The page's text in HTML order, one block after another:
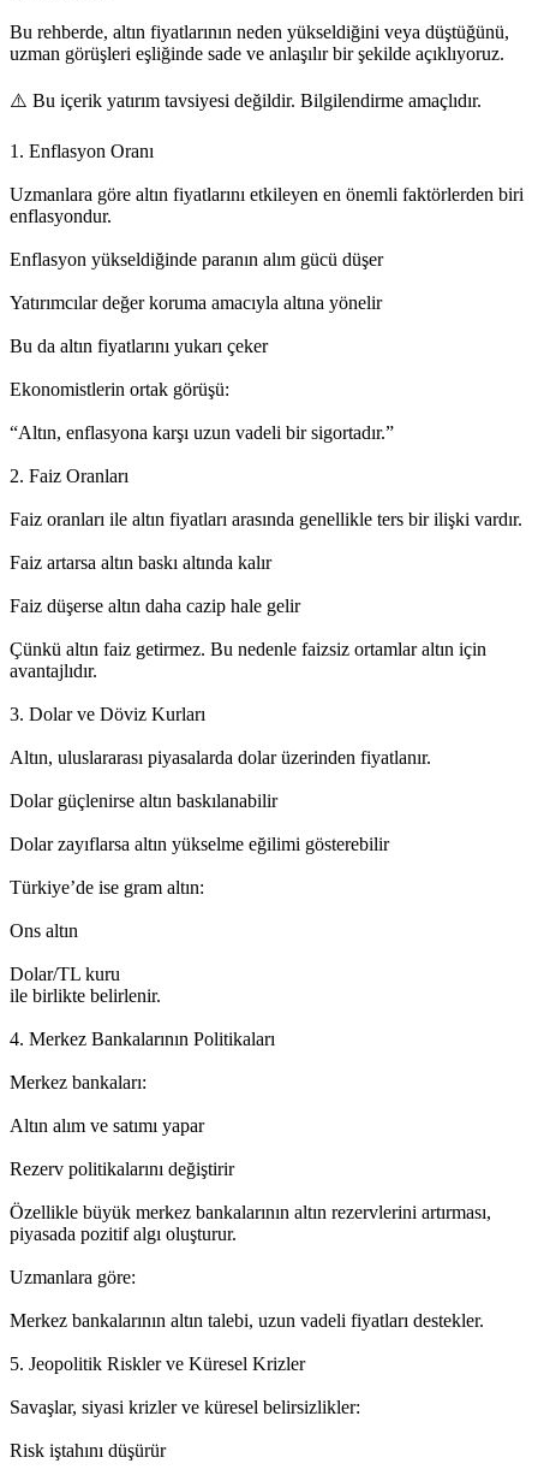
Bu rehberde, altın fiyatlarının neden yükseldiğini veya düştüğünü,
uzman görüşleri eşliğinde sade ve anlaşılır bir şekilde açıklıyoruz.
⚠️ Bu içerik yatırım tavsiyesi değildir. Bilgilendirme amaçlıdır.
1. Enflasyon Oranı
Uzmanlara göre altın fiyatlarını etkileyen en önemli faktörlerden biri
enflasyondur.
Enflasyon yükseldiğinde paranın alım gücü düşer
Yatırımcılar değer koruma amacıyla altına yönelir
Bu da altın fiyatlarını yukarı çeker
Ekonomistlerin ortak görüşü:
“Altın, enflasyona karşı uzun vadeli bir sigortadır.”
2. Faiz Oranları
Faiz oranları ile altın fiyatları arasında genellikle ters bir ilişki vardır.
Faiz artarsa altın baskı altında kalır
Faiz düşerse altın daha cazip hale gelir
Çünkü altın faiz getirmez. Bu nedenle faizsiz ortamlar altın için
avantajlıdır.
3. Dolar ve Döviz Kurları
Altın, uluslararası piyasalarda dolar üzerinden fiyatlanır.
Dolar güçlenirse altın baskılanabilir
Dolar zayıflarsa altın yükselme eğilimi gösterebilir
Türkiye’de ise gram altın:
Ons altın
Dolar/TL kuru
ile birlikte belirlenir.
4. Merkez Bankalarının Politikaları
Merkez bankaları:
Altın alım ve satımı yapar
Rezerv politikalarını değiştirir
Özellikle büyük merkez bankalarının altın rezervlerini artırması,
piyasada pozitif algı oluşturur.
Uzmanlara göre:
Merkez bankalarının altın talebi, uzun vadeli fiyatları destekler.
5. Jeopolitik Riskler ve Küresel Krizler
Savaşlar, siyasi krizler ve küresel belirsizlikler:
Risk iştahını düşürür